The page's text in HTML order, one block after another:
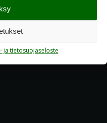
ja tietosuojaseloste